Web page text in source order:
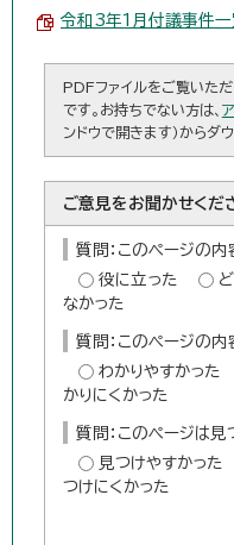
令和3年1月付議事件
PDFファイルをご覧いた
です。お持ちでない方は、
ンドウで開きます）からダウ
ご意見をお聞かせくだ
質問：このページの
役に立った
なかった
質問：このページの内
わかりやすかった
かりにくかった
質問：このページは見
見つけやすかった
つけにくかった